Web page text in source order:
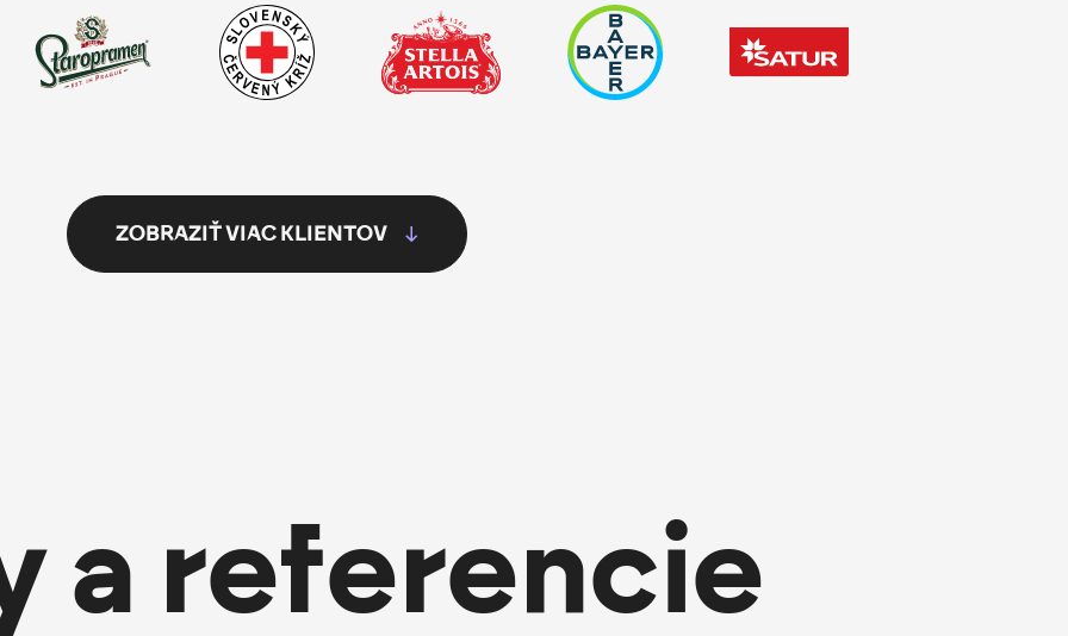
ZOBRAZIŤ VIAC KLIENTOV
a referencie